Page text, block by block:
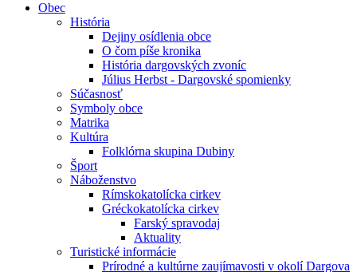
Obec
História
Dejiny osídlenia obce
O čom píše kronika
História dargovských zvoníc
Július Herbst - Dargovské spomienky
Súčasnosť
Symboly obce
Matrika
Kultúra
Folklórna skupina Dubiny
Šport
Náboženstvo
Rímskokatolícka cirkev
Gréckokatolícka cirkev
Farský spravodaj
Aktuality
Turistické informácie
Prírodné a kultúrne zaujímavosti v okolí Dargova